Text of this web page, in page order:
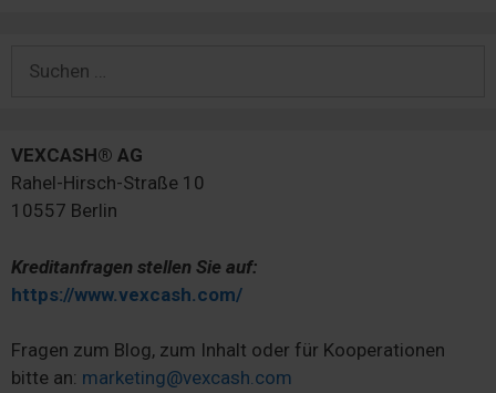
VEXCASH® AG
Rahel-Hirsch-Straße 10
10557 Berlin
Kreditanfragen stellen Sie auf:
https://www.vexcash.com/
Fragen zum Blog, zum Inhalt oder für Kooperationen
bitte an: marketing@vexcash.com